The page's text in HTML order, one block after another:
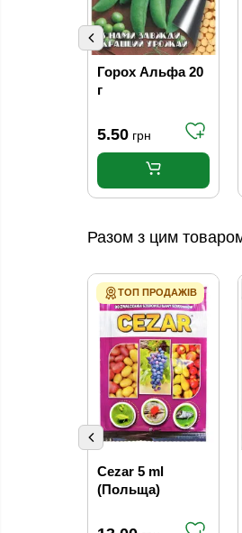
Горох Альфа 20
г
5.50 грн
Разом з цим
ТОП ПРОДАЖІВ
Cezar 5 ml
(Польща)